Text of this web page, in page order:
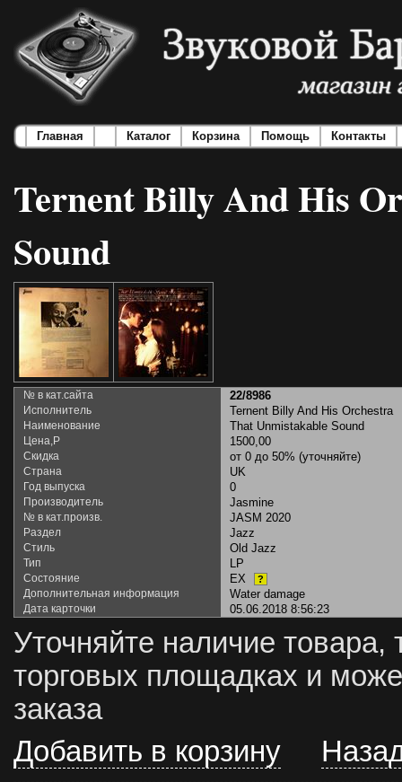
Главная Каталог Корзина Помощь Контакты
Ternent Billy And His
Sound
№ в кат.сайта 22/8986
Исполнитель Ternent Billy And His Orchestra
Наименование That Unmistakable Sound
Цена,Р 1500,00
Скидка от 0 до 50% (уточняйте)
Страна UK
Год выпуска 0
Производитель Jasmine
№ в кат.произв. JASM 2020
Раздел Jazz
Стиль Old Jazz
Тип LP
Состояние EX ?
Дополнительная информация Water damage
Дата карточки 05.06.2018 8:56:23
Уточняйте наличие товара,
торговых площадках и
заказа
Добавить в корзину